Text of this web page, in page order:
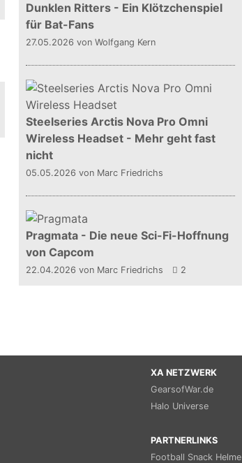
Dunklen Ritters - Ein Klötzchenspiel
für Bat-Fans
27.05.2026 von Wolfgang Kern
Steelseries Arctis Nova Pro Omni
Wireless Headset - Mehr geht fast
nicht
05.05.2026 von Marc Friedrichs
Pragmata - Die neue Sci-Fi-Hoffnung
von Capcom
22.04.2026 von Marc Friedrichs 2
XA NETZWERK
GearsofWar.de
Halo Universe
PARTNERLINKS
Football Snack Helme